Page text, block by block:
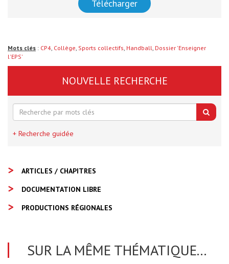
Télécharger
Mots clés : CP4, Collège, Sports collectifs, Handball, Dossier 'Enseigner
l'EPS'
NOUVELLE RECHERCHE
+ Recherche guidée
ARTICLES / CHAPITRES
DOCUMENTATION LIBRE
PRODUCTIONS RÉGIONALES
SUR LA MÊME THÉMATIQUE...